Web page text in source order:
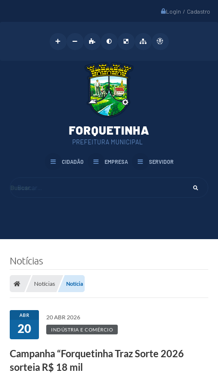
Login / Cadastro
Buscar...
CIDADÃO EMPRESA SERVIDOR
Notícias
Notícias Notícia
ABR
20
20 ABR 2026
INDÚSTRIA E COMÉRCIO
Campanha “Forquetinha Traz Sorte 2026
sorteia R$ 18 mil